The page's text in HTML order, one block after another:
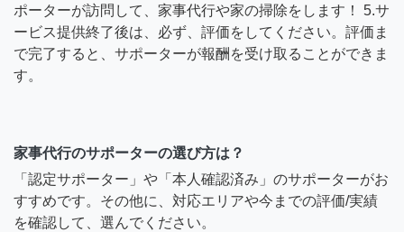
ポーターが訪問して、家事代行や家の掃除をします！ 5.サ
ービス提供終了後は、必ず、評価をしてください。評価ま
で完了すると、サポーターが報酬を受け取ることができま
す。
家事代行のサポーターの選び方は？
「認定サポーター」や「本人確認済み」のサポーターがお
すすめです。その他に、対応エリアや今までの評価/実績
を確認して、選んでください。